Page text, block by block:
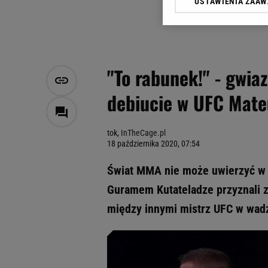
"To rabunek!" -
debiucie w UFC
tok, InTheCage.pl
18 października 2020, 07:54
Świat MMA nie może uwierzyć
Guramem Kutateladze przyznali
między innymi mistrz UFC w
Klikając „Akceptuję”
Zaufanych Partnerów i
My, nasi Zaufani
Użycie dokładnych
Przechowywanie